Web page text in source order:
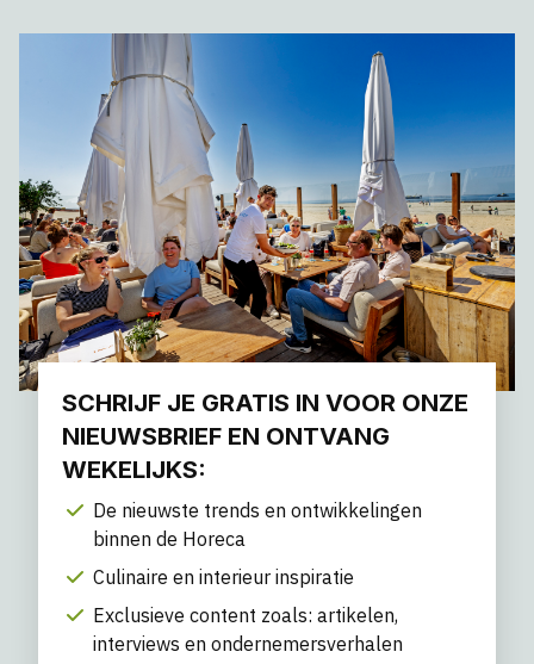
SCHRIJF JE GRATIS IN VOOR ONZE
NIEUWSBRIEF EN ONTVANG
WEKELIJKS:
De nieuwste trends en ontwikkelingen
binnen de Horeca
Culinaire en interieur inspiratie
Exclusieve content zoals: artikelen,
interviews en ondernemersverhalen